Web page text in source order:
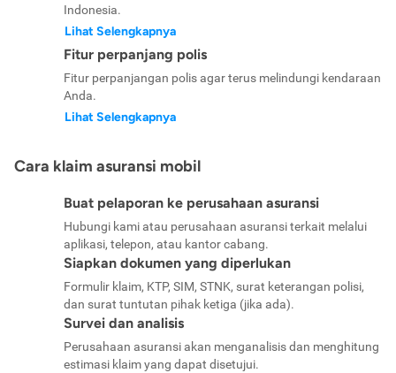
Indonesia.
Lihat Selengkapnya
Fitur perpanjang polis
Fitur perpanjangan polis agar terus melindungi kendaraan
Anda.
Lihat Selengkapnya
Cara klaim asuransi mobil
Buat pelaporan ke perusahaan asuransi
Hubungi kami atau perusahaan asuransi terkait melalui
aplikasi, telepon, atau kantor cabang.
Siapkan dokumen yang diperlukan
Formulir klaim, KTP, SIM, STNK, surat keterangan polisi,
dan surat tuntutan pihak ketiga (jika ada).
Survei dan analisis
Perusahaan asuransi akan menganalisis dan menghitung
estimasi klaim yang dapat disetujui.